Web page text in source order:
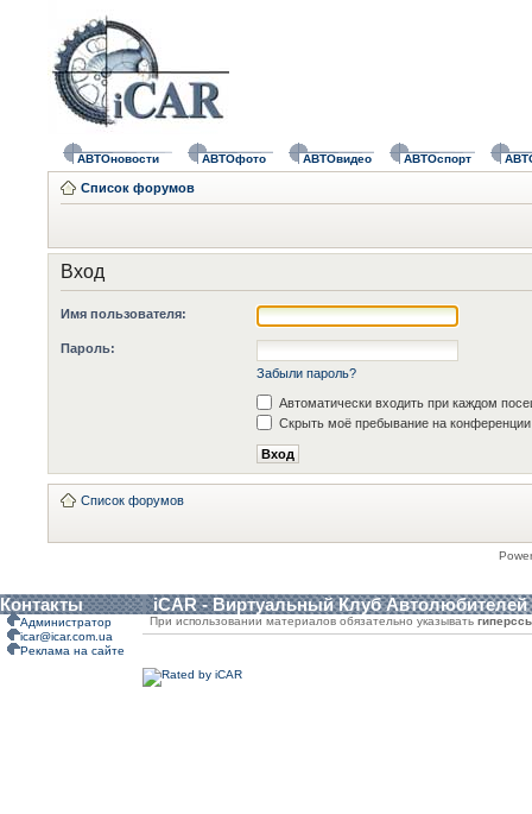
АВТОновости АВТОфото АВТОвидео АВТОспорт
Список форумов
Вход
Имя пользователя:
Пароль:
Забыли пароль?
Автоматически входить при каждом
Скрыть моё пребывание на конференции
Список форумов
Контакты iCAR - Виртуальный Клуб Автолюбителей
Администратор
icar@icar.com.ua
Реклама на сайте
При использовании материалов обязательно указывать